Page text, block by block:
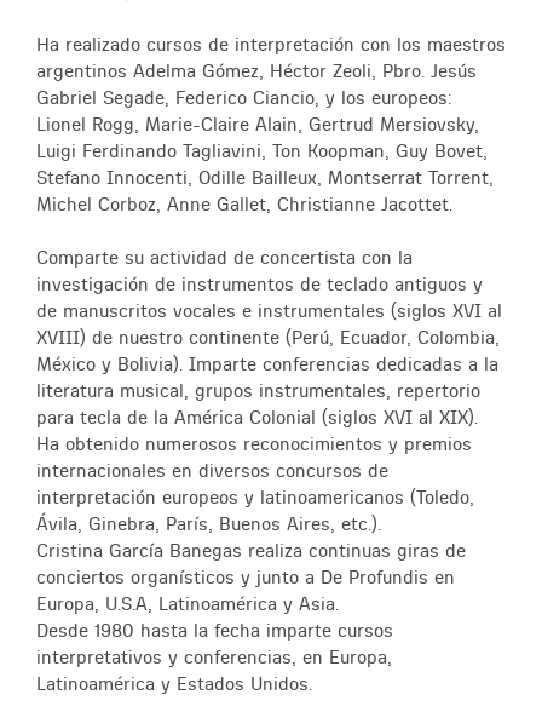
Ha realizado cursos de interpretación con los maestros
argentinos Adelma Gómez, Héctor Zeoli, Pbro. Jesús
Gabriel Segade, Federico Ciancio, y los europeos:
Lionel Rogg, Marie-Claire Alain, Gertrud Mersiovsky,
Luigi Ferdinando Tagliavini, Ton Koopman, Guy Bovet,
Stefano Innocenti, Odille Bailleux, Montserrat Torrent,
Michel Corboz, Anne Gallet, Christianne Jacottet.
Comparte su actividad de concertista con la
investigación de instrumentos de teclado antiguos y
de manuscritos vocales e instrumentales (siglos XVI al
XVIII) de nuestro continente (Perú, Ecuador, Colombia,
México y Bolivia). Imparte conferencias dedicadas a la
literatura musical, grupos instrumentales, repertorio
para tecla de la América Colonial (siglos XVI al XIX).
Ha obtenido numerosos reconocimientos y premios
internacionales en diversos concursos de
interpretación europeos y latinoamericanos (Toledo,
Ávila, Ginebra, París, Buenos Aires, etc.).
Cristina García Banegas realiza continuas giras de
conciertos organísticos y junto a De Profundis en
Europa, U.S.A, Latinoamérica y Asia.
Desde 1980 hasta la fecha imparte cursos
interpretativos y conferencias, en Europa,
Latinoamérica y Estados Unidos.